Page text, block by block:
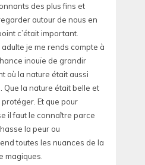
des plus fins et
autour de nous en
c’était important.
je me rends compte à
inouïe de grandir
où la nature était aussi
la nature était belle et
protéger. Et que pour
il faut le connaître parce
la peur ou
toutes les nuances de la
magiques.